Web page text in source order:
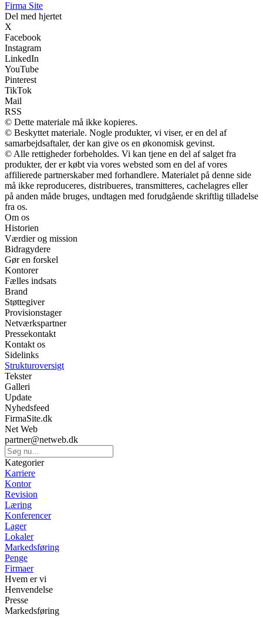
Firma Site
Del med hjertet
X
Facebook
Instagram
LinkedIn
YouTube
Pinterest
TikTok
Mail
RSS
© Dette materiale må ikke kopieres.
© Beskyttet materiale. Nogle produkter, vi viser, er en del af
samarbejdsaftaler, der kan give os en økonomisk gevinst.
© Alle rettigheder forbeholdes. Vi kan tjene en del af salget fra
produkter, der er købt via vores websted som en del af vores
affilierede partnerskaber med forhandlere. Materialet på denne side
må ikke reproduceres, distribueres, transmitteres, cachelagres eller
på anden måde bruges, undtagen med forudgående skriftlig tilladelse
fra os.
Om os
Historien
Værdier og mission
Bidragydere
Gør en forskel
Kontorer
Fælles indsats
Brand
Støttegiver
Provisionstager
Netværkspartner
Pressekontakt
Kontakt os
Sidelinks
Strukturoversigt
Tekster
Galleri
Update
Nyhedsfeed
FirmaSite.dk
Net Web
partner@netweb.dk
Kategorier
Karriere
Kontor
Revision
Læring
Konferencer
Lager
Lokaler
Markedsføring
Penge
Firmaer
Hvem er vi
Henvendelse
Presse
Markedsføring